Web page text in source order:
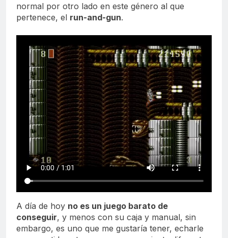
normal por otro lado en este género al que
pertenece, el run-and-gun.
A día de hoy no es un juego barato de
conseguir, y menos con su caja y manual, sin
embargo, es uno que me gustaría tener, echarle